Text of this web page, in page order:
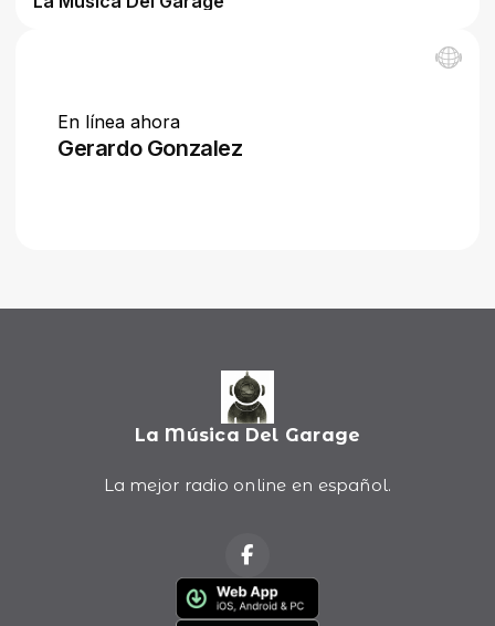
La Música Del Garage
La mejor radio online en español.